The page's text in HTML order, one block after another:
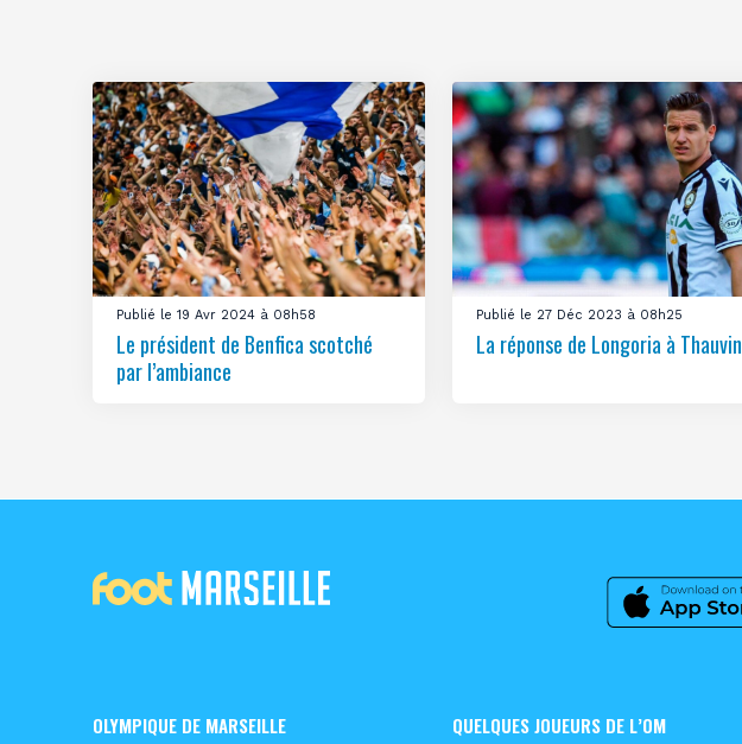
Publié le 19 Avr 2024 à 08h58
Le président de Benfica scotché
par l’ambiance
Publié le 27 Déc 2023 à 08h25
La réponse de Longoria à Thauvin
OLYMPIQUE DE MARSEILLE QUELQUES JOUEURS DE L’OM